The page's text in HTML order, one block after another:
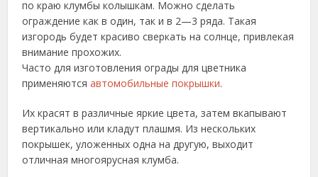
по краю клумбы колышкам. Можно сделать
ограждение как в один, так и в 2—3 ряда. Такая
изгородь будет красиво сверкать на солнце, привлекая
внимание прохожих.
Часто для изготовления ограды для цветника
применяютсяавтомобильные покрышки.
Их красят в различные яркие цвета, затем вкапывают
вертикально или кладут плашмя. Из нескольких
покрышек, уложенных одна на другую, выходит
отличная многоярусная клумба.